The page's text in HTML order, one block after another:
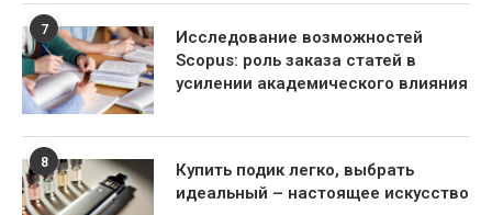
7
Исследование возможностей
Scopus: роль заказа статей в
усилении академического влияния
8
Купить подик легко, выбрать
идеальный – настоящее искусство